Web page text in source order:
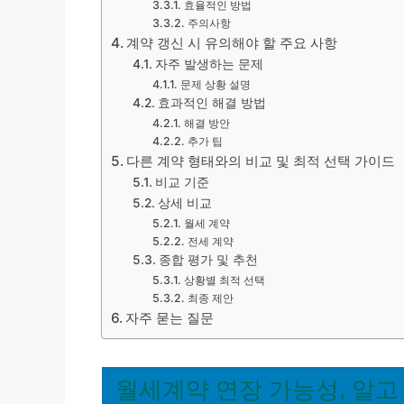
효율적인 방법
주의사항
계약 갱신 시 유의해야 할 주요 사항
자주 발생하는 문제
문제 상황 설명
효과적인 해결 방법
해결 방안
추가 팁
다른 계약 형태와의 비교 및 최적 선택 가이드
비교 기준
상세 비교
월세 계약
전세 계약
종합 평가 및 추천
상황별 최적 선택
최종 제안
자주 묻는 질문
월세계약 연장 가능성, 알